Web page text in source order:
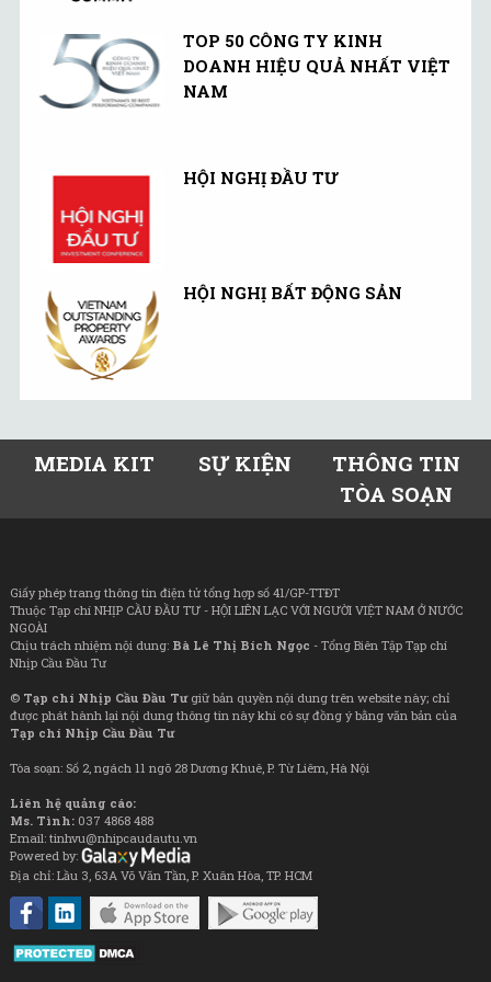
TOP 50 CÔNG TY KINH
DOANH HIỆU QUẢ NHẤT VIỆT
NAM
HỘI NGHỊ ĐẦU TƯ
HỘI NGHỊ BẤT ĐỘNG SẢN
MEDIA KIT SỰ KIỆN
THÔNG TIN
TÒA SOẠN
Giấy phép trang thông tin điện tử tổng hợp số 41/GP-TTĐT
Thuộc Tạp chí NHỊP CẦU ĐẦU TƯ - HỘI LIÊN LẠC VỚI NGƯỜI VIỆT NAM Ở NƯỚC
NGOÀI
Chịu trách nhiệm nội dung: Bà Lê Thị Bích Ngọc - Tổng Biên Tập Tạp chí
Nhịp Cầu Đầu Tư
© Tạp chí Nhịp Cầu Đầu Tưgiữ bản quyền nội dung trên website này; chỉ
được phát hành lại nội dung thông tin này khi có sự đồng ý bằng văn bản của
Tạp chí Nhịp Cầu Đầu Tư
Tòa soạn: Số 2, ngách 11 ngõ 28 Dương Khuê, P. Từ Liêm, Hà Nội
Liên hệ quảng cáo:
Ms. Tình: 037 4868 488
Email: tinhvu@nhipcaudautu.vn
Powered by:
Địa chỉ: Lầu 3, 63A Võ Văn Tần, P. Xuân Hòa, TP. HCM